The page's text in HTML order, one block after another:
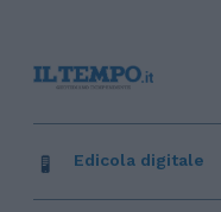
Edicola digitale